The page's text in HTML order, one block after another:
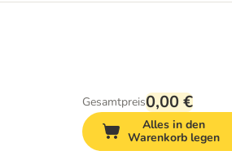
Gesamtpreis0,00 €
Alles in den
Warenkorb legen